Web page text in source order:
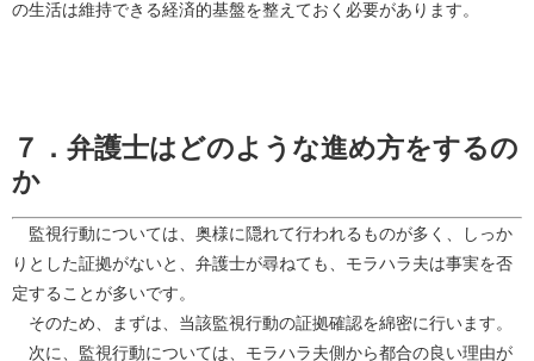
の生活は維持できる経済的基盤を整えておく必要があります。
７．弁護士はどのような進め方をするの
か
監視行動については、奥様に隠れて行われるものが多く、しっか
りとした証拠がないと、弁護士が尋ねても、モラハラ夫は事実を否
定することが多いです。
そのため、まずは、当該監視行動の証拠確認を綿密に行います。
次に、監視行動については、モラハラ夫側から都合の良い理由が